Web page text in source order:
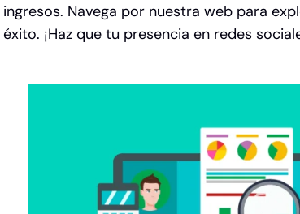
ingresos. Navega por nuestra web para
éxito. ¡Haz que tu presencia en redes